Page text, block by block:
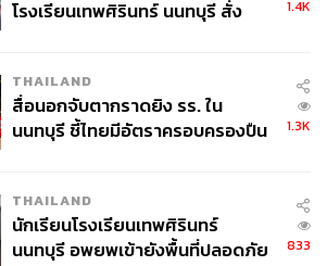
โรงเรียนเทพศิรินทร์ นนทบุรี สั่ง
1.4K
THAILAND
สื่อนอกจับตากราดยิง รร. ใน
นนทบุรี ชี้ไทยมีอัตราครอบครองปืน
1.3K
THAILAND
นักเรียนโรงเรียนเทพศิรินทร์
นนทบุรี อพยพเข้ายังพื้นที่ปลอดภัย
833